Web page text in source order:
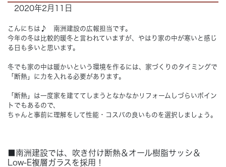
News 新着情報
Works 施工実例集
Voice お客様の声
Blog 暮らしのコラム
Concept
Techno EX テクノストラクチャーEX
2020年2月11日
こんにちは♪ 南洲建設の広報担当です。
今年の冬は比較的暖冬と言われていますが、やはり家の中が寒いと感じ
る日も多いと思います。
冬でも家の中は暖かいという環境を作るには、家づくりのタイミングで
「断熱」に力を入れる必要があります。
「断熱」は一度家を建ててしまうとなかなかリフォームしづらいポイン
トでもあるので、
ちゃんと事前に理解をして性能・コスパの良いものを選択しましょう。
■南洲建設では、吹き付け断熱＆オール樹脂サッシ＆
Low-E複層ガラスを採用！